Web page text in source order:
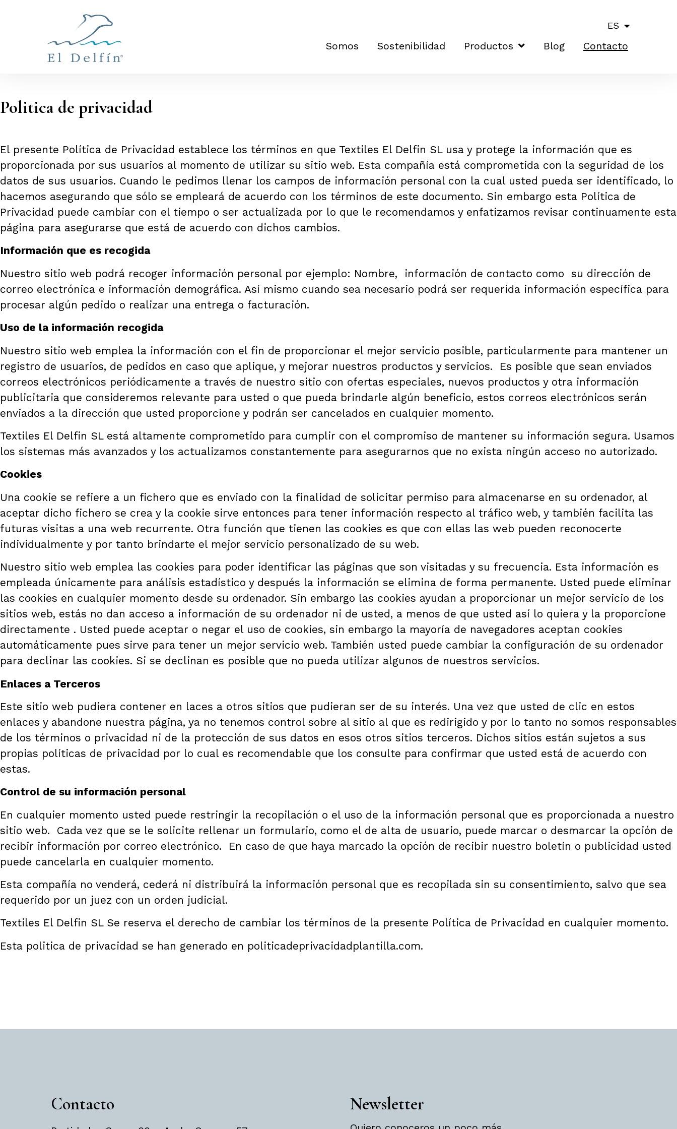
ES
Somos Sostenibilidad Productos Blog Contacto
Politica de privacidad
El presente Política de Privacidad establece los términos en que Textiles El Delfin SL usa y protege la información que es
proporcionada por sus usuarios al momento de utilizar su sitio web. Esta compañía está comprometida con la seguridad de los
datos de sus usuarios. Cuando le pedimos llenar los campos de información personal con la cual usted pueda ser identificado, lo
hacemos asegurando que sólo se empleará de acuerdo con los términos de este documento. Sin embargo esta Política de
Privacidad puede cambiar con el tiempo o ser actualizada por lo que le recomendamos y enfatizamos revisar continuamente esta
página para asegurarse que está de acuerdo con dichos cambios.
Información que es recogida
Nuestro sitio web podrá recoger información personal por ejemplo: Nombre, información de contacto como su dirección de
correo electrónica e información demográfica. Así mismo cuando sea necesario podrá ser requerida información específica para
procesar algún pedido o realizar una entrega o facturación.
Uso de la información recogida
Nuestro sitio web emplea la información con el fin de proporcionar el mejor servicio posible, particularmente para mantener un
registro de usuarios, de pedidos en caso que aplique, y mejorar nuestros productos y servicios. Es posible que sean enviados
correos electrónicos periódicamente a través de nuestro sitio con ofertas especiales, nuevos productos y otra información
publicitaria que consideremos relevante para usted o que pueda brindarle algún beneficio, estos correos electrónicos serán
enviados a la dirección que usted proporcione y podrán ser cancelados en cualquier momento.
Textiles El Delfin SL está altamente comprometido para cumplir con el compromiso de mantener su información segura. Usamos
los sistemas más avanzados y los actualizamos constantemente para asegurarnos que no exista ningún acceso no autorizado.
Cookies
Una cookie se refiere a un fichero que es enviado con la finalidad de solicitar permiso para almacenarse en su ordenador, al
aceptar dicho fichero se crea y la cookie sirve entonces para tener información respecto al tráfico web, y también facilita las
futuras visitas a una web recurrente. Otra función que tienen las cookies es que con ellas las web pueden reconocerte
individualmente y por tanto brindarte el mejor servicio personalizado de su web.
Nuestro sitio web emplea las cookies para poder identificar las páginas que son visitadas y su frecuencia. Esta información es
empleada únicamente para análisis estadístico y después la información se elimina de forma permanente. Usted puede eliminar
las cookies en cualquier momento desde su ordenador. Sin embargo las cookies ayudan a proporcionar un mejor servicio de los
sitios web, estás no dan acceso a información de su ordenador ni de usted, a menos de que usted así lo quiera y la proporcione
directamente . Usted puede aceptar o negar el uso de cookies, sin embargo la mayoría de navegadores aceptan cookies
automáticamente pues sirve para tener un mejor servicio web. También usted puede cambiar la configuración de su ordenador
para declinar las cookies. Si se declinan es posible que no pueda utilizar algunos de nuestros servicios.
Enlaces a Terceros
Este sitio web pudiera contener en laces a otros sitios que pudieran ser de su interés. Una vez que usted de clic en estos
enlaces y abandone nuestra página, ya no tenemos control sobre al sitio al que es redirigido y por lo tanto no somos responsables
de los términos o privacidad ni de la protección de sus datos en esos otros sitios terceros. Dichos sitios están sujetos a sus
propias políticas de privacidad por lo cual es recomendable que los consulte para confirmar que usted está de acuerdo con
estas.
Control de su información personal
En cualquier momento usted puede restringir la recopilación o el uso de la información personal que es proporcionada a nuestro
sitio web. Cada vez que se le solicite rellenar un formulario, como el de alta de usuario, puede marcar o desmarcar la opción de
recibir información por correo electrónico. En caso de que haya marcado la opción de recibir nuestro boletín o publicidad usted
puede cancelarla en cualquier momento.
Esta compañía no venderá, cederá ni distribuirá la información personal que es recopilada sin su consentimiento, salvo que sea
requerido por un juez con un orden judicial.
Textiles El Delfin SL Se reserva el derecho de cambiar los términos de la presente Política de Privacidad en cualquier momento.
Esta politica de privacidad se han generado en politicadeprivacidadplantilla.com.
Contacto Newsletter